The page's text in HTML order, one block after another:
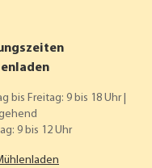
bis Freitag: 9 bis 18 Uhr |
9 bis 12 Uhr